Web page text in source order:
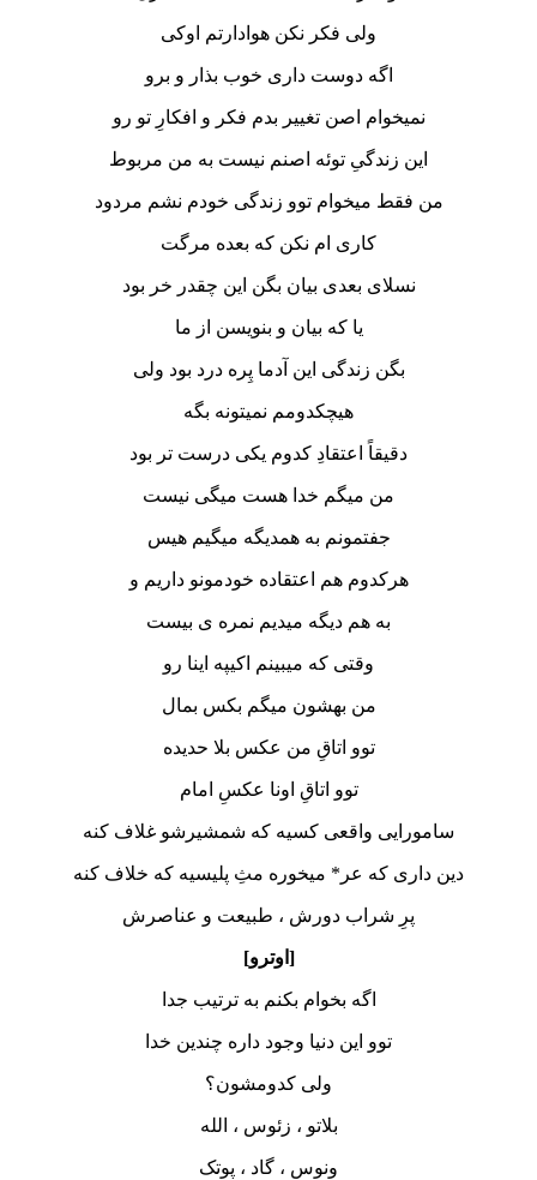
ولی فکر نکن هوادارتم اوکی
اگه دوست داری خوب بذار و برو
نمیخوام اصن تغییر بدم فکر و افکارِ تو رو
این زندگیِ توئه اصنم نیست به من مربوط
من فقط میخوام توو زندگی خودم نشم مردود
کاری ام نکن که بعده مرگت
نسلای بعدی بیان بگن این چقدر خر بود
یا که بیان و بنویسن از ما
بگن زندگی این آدما پِره درد بود ولی
هیچکدومم نمیتونه بگه
دقیقاً اعتقادِ کدوم یکی درست تر بود
من میگم خدا هست میگی نیست
جفتمونم به همدیگه میگیم هیس
هرکدوم هم اعتقاده خودمونو داریم و
به هم دیگه میدیم نمره ی بیست
وقتی که میبینم اکیپه اینا رو
من بهشون میگم بکس بمال
توو اتاقِ من عکس بلا حدیده
توو اتاقِ اونا عکسِ امام
سامورایی واقعی کسیه که شمشیرشو غلاف کنه
دین داری که عر* میخوره مثِ پلیسیه که خلاف کنه
پرِ شراب دورش ، طبیعت و عناصرش
[اوترو]
اگه بخوام بکنم به ترتیب جدا
توو این دنیا وجود داره چندین خدا
ولی کدومشون؟
بلاتو ، زئوس ، الله
ونوس ، گاد ، پوتک